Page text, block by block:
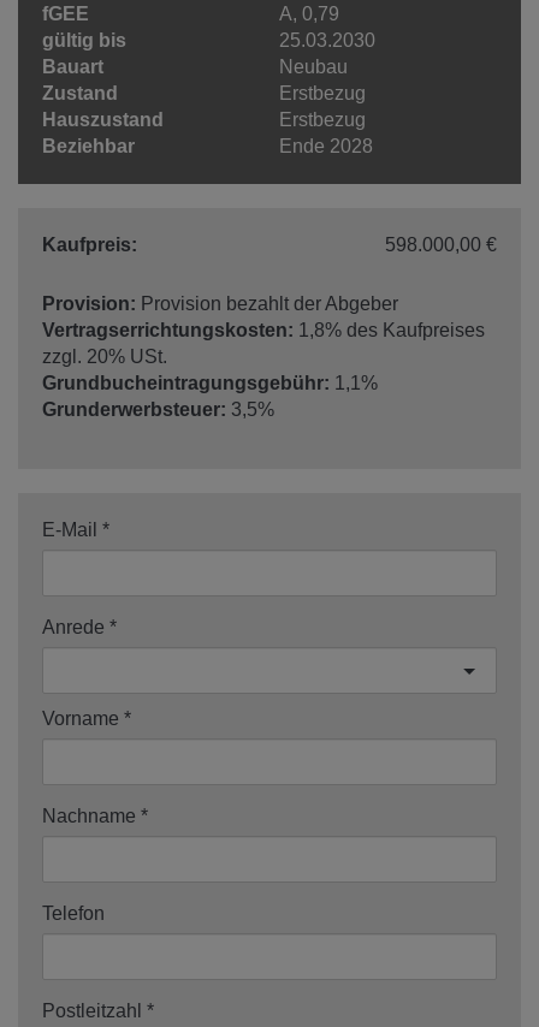
fGEE
A, 0,79
gültig bis
25.03.2030
Bauart
Neubau
Zustand
Erstbezug
Hauszustand
Erstbezug
Beziehbar
Ende 2028
Kaufpreis: 598.000,00 €
Provision: Provision bezahlt der Abgeber
Vertragserrichtungskosten: 1,8% des Kaufpreises
zzgl. 20% USt.
Grundbucheintragungsgebühr: 1,1%
Grunderwerbsteuer: 3,5%
E-Mail
Anrede
Vorname
Nachname
Telefon
Postleitzahl